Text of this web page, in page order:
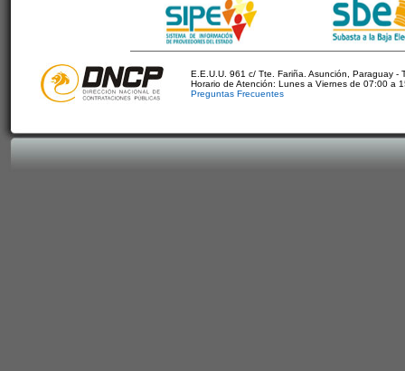
E.E.U.U. 961 c/ Tte. Fariña. Asunción, Paraguay -
Horario de Atención: Lunes a Viernes de 07:00 a
Preguntas Frecuentes